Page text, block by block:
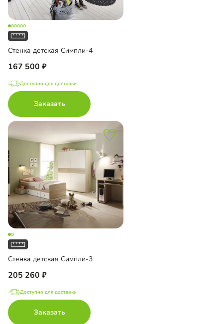
Стенка детская Симпли-4
167 500
Доступно для доставки
Заказать
Стенка детская Симпли-3
205 260
Доступно для доставки
Заказать